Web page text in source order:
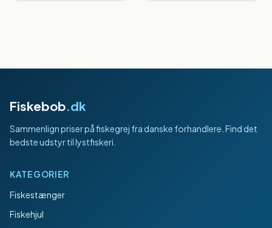
Fiskebob.dk
Sammenlign priser på fiskegrej fra danske forhandlere. Find det
bedste udstyr til lystfiskeri.
KATEGORIER
Fiskestænger
Fiskehjul